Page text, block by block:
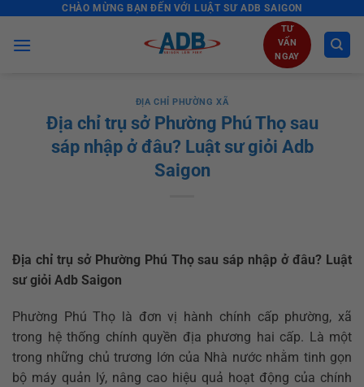
content
CHÀO MỪNG BẠN ĐẾN VỚI LUẬT SƯ ADB SAIGON
TƯ
VẤN
NGAY
ĐỊA CHỈ PHƯỜNG XÃ
Địa chỉ trụ sở Phường Phú Thọ sau
sáp nhập ở đâu? Luật sư giỏi Adb
Saigon
Địa chỉ trụ sở Phường Phú Thọ sau sáp nhập ở đâu? Luật
sư giỏi Adb Saigon
Phường Phú Thọ là đơn vị hành chính cấp phường, xã
trong hệ thống chính quyền địa phương hai cấp. Là một
trong những chủ trương lớn của Nhà nước nhằm tinh gọn
bộ máy quản lý, nâng cao hiệu quả hoạt động của chính